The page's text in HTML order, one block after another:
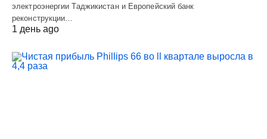
электроэнергии Таджикистан и Европейский банк
реконструкции…
1 день ago